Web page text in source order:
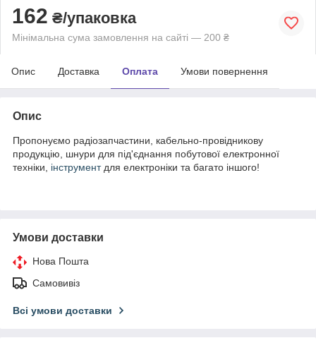
162 ₴/упаковка
Мінімальна сума замовлення на сайті — 200 ₴
Опис Доставка Оплата Умови повернення
Опис
Пропонуємо радіозапчастини, кабельно-провідникову
продукцію, шнури для під'єднання побутової електронної
техніки, інструментдля електроніки та багато іншого!
Умови доставки
Нова Пошта
Самовивіз
Всі умови доставки